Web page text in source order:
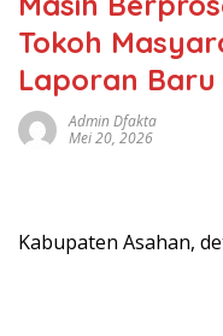
Tokoh
Laporan Baru
Admin Dfakta
Mei 20, 2026
Kabupaten Asahan,